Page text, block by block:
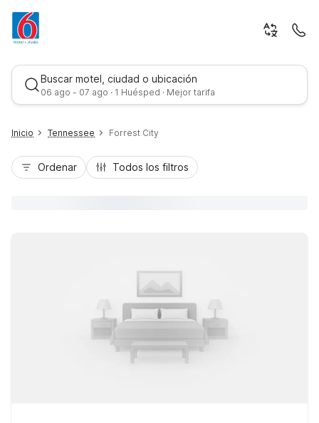
Buscar motel, ciudad o ubicación
06 ago - 07 ago · 1 Huésped · Mejor tarifa
Inicio Tennessee Forrest City
Ordenar Todos los filtros